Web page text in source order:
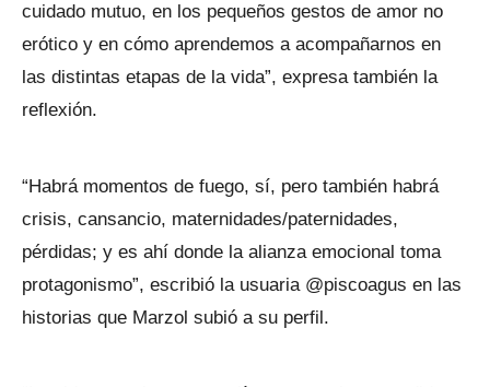
cuidado mutuo, en los pequeños gestos de amor no
erótico y en cómo aprendemos a acompañarnos en
las distintas etapas de la vida”, expresa también la
reflexión.
“Habrá momentos de fuego, sí, pero también habrá
crisis, cansancio, maternidades/paternidades,
pérdidas; y es ahí donde la alianza emocional toma
protagonismo”, escribió la usuaria @piscoagus en las
historias que Marzol subió a su perfil.